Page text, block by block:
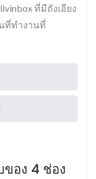
ที่มีถังเอียง
ที่ทำงานที่
อง 4 ช่อง